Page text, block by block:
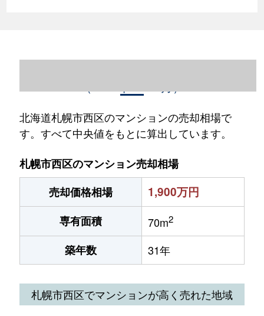
北海道札幌市西区のマンションの売却相場で
す。すべて中央値をもとに算出しています。
札幌市西区のマンション売却相場
売却価格相場
1,900万円
専有面積 70m2
築年数 31年
札幌市西区でマンションが高く売れた地域